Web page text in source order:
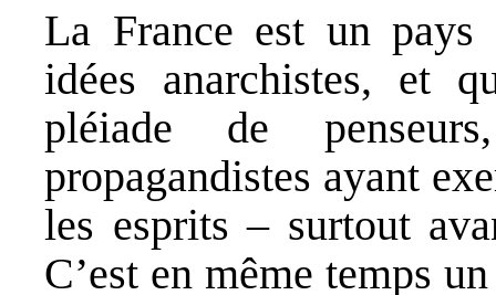
La France est un pays
idées anarchistes, et
pléiade de
propagandistes ayant
les esprits – surtout
C’est en même temps